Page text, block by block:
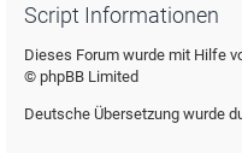
Script Informationen
Dieses Forum wurde mit Hilfe
© phpBB Limited
Deutsche Übersetzung wurde